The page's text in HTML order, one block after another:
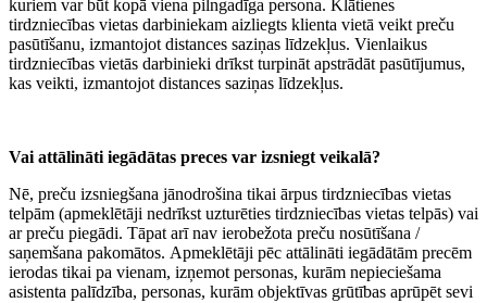
kuriem var būt kopā viena pilngadīga persona. Klātienes
tirdzniecības vietas darbiniekam aizliegts klienta vietā veikt preču
pasūtīšanu, izmantojot distances saziņas līdzekļus. Vienlaikus
tirdzniecības vietās darbinieki drīkst turpināt apstrādāt pasūtījumus,
kas veikti, izmantojot distances saziņas līdzekļus.
Vai attālināti iegādātas preces var izsniegt veikalā?
Nē, preču izsniegšana jānodrošina tikai ārpus tirdzniecības vietas
telpām (apmeklētāji nedrīkst uzturēties tirdzniecības vietas telpās) vai
ar preču piegādi. Tāpat arī nav ierobežota preču nosūtīšana /
saņemšana pakomātos. Apmeklētāji pēc attālināti iegādātām precēm
ierodas tikai pa vienam, izņemot personas, kurām nepieciešama
asistenta palīdzība, personas, kurām objektīvas grūtības aprūpēt sevi